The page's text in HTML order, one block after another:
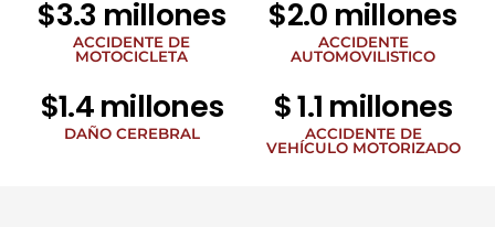
$3.3 millones
ACCIDENTE DE
MOTOCICLETA
$2.0 millones
ACCIDENTE
AUTOMOVILISTICO
$1.4 millones
DAÑO CEREBRAL
$ 1.1 millones
ACCIDENTE DE
VEHÍCULO MOTORIZADO